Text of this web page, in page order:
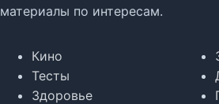
материалы по интересам.
Кино
Тесты
Здоровье